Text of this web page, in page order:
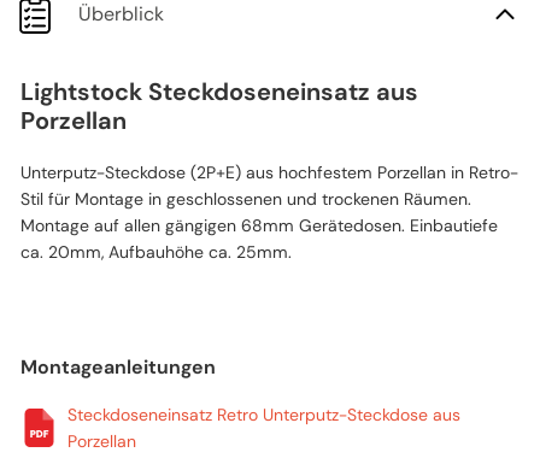
Überblick
Lightstock Steckdoseneinsatz aus
Porzellan
Unterputz-Steckdose (2P+E) aus hochfestem Porzellan in Retro-
Stil für Montage in geschlossenen und trockenen Räumen.
Montage auf allen gängigen 68mm Gerätedosen. Einbautiefe
ca. 20mm, Aufbauhöhe ca. 25mm.
Montageanleitungen
Steckdoseneinsatz Retro Unterputz-Steckdose aus
Porzellan